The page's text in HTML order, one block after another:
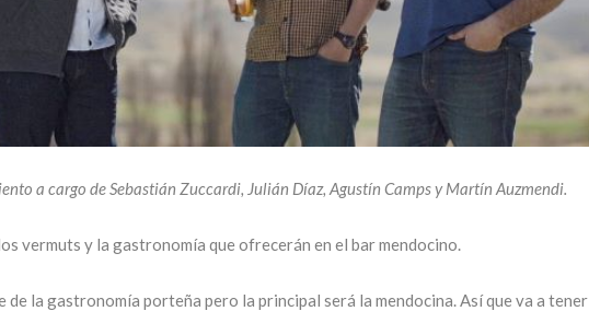
a cargo de Sebastián Zuccardi, Julián Díaz, Agustín Camps y Martín Auzmendi.
vermuts y la gastronomía que ofrecerán en el bar mendocino.
de la gastronomía porteña pero la principal será la mendocina. Así que va a tener